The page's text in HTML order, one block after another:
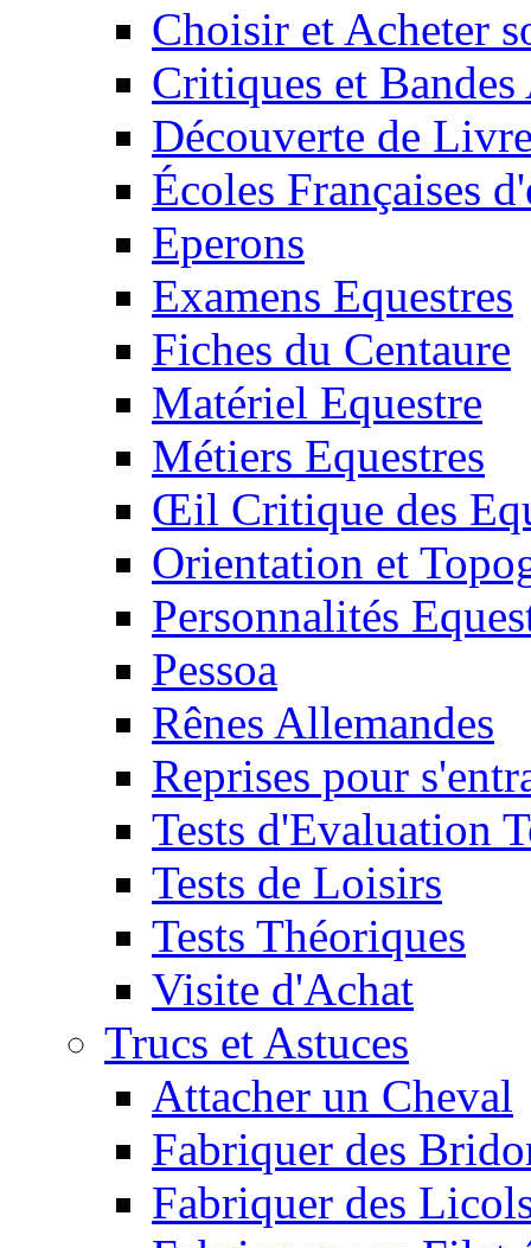
Choisir et Acheter
Critiques et
Découverte de
Écoles Françaises
Eperons
Examens Equestres
Fiches du Centaure
Matériel Equestre
Métiers Equestres
Œil Critique des
Orientation et
Personnalités
Pessoa
Rênes Allemandes
Reprises pour
Tests d'Evaluation
Tests de Loisirs
Tests Théoriques
Visite d'Achat
Trucs et Astuces
Attacher un Cheval
Fabriquer des
Fabriquer des